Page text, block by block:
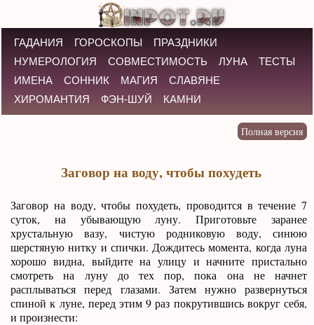
ГАДАНИЯ ГОРОСКОПЫ
ПРАЗДНИКИ
НУМЕРОЛОГИЯ
СОВМЕСТИМОСТЬ ЛУНА
ТЕСТЫ
ИМЕНА
СОННИК МАГИЯ
СЛАВЯНЕ
ХИРОМАНТИЯ
ФЭН-ШУЙ КАМНИ
Заговор на воду, чтобы похудеть
Заговор на воду, чтобы похудеть, проводится в течение 7
суток, на убывающую луну. Приготовьте заранее
хрустальную вазу, чистую родниковую воду, синюю
шерстяную нитку и спички. Дождитесь момента, когда луна
хорошо видна, выйдите на улицу и начните пристально
смотреть на луну до тех пор, пока она не начнет
расплываться перед глазами. Затем нужно развернуться
спиной к луне, перед этим 9 раз покрутившись вокруг себя,
и произнести: